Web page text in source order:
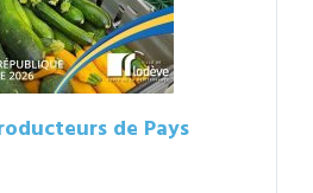
de Pays